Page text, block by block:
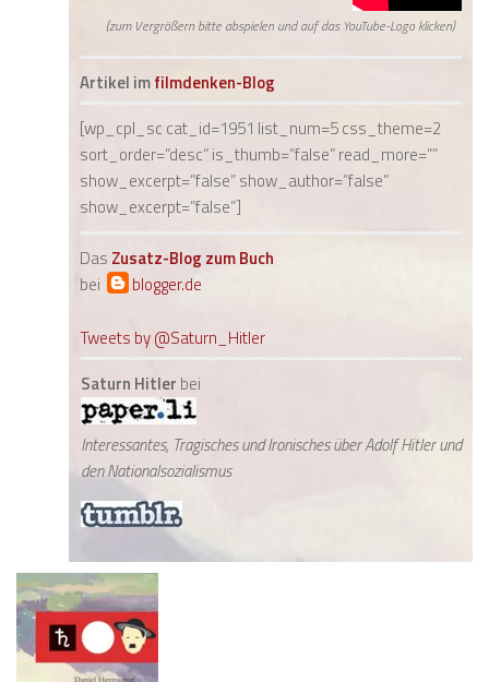
(zum Vergrößern bitte abspielen und auf das YouTube-Logo klicken)
Artikel imfilmdenken-Blog
[wp_cpl_sc cat_id=1951 list_num=5 css_theme=2
sort_order=”desc” is_thumb=”false” read_more=””
show_excerpt=”false” show_author=”false”
show_excerpt=”false”]
Das Zusatz-Blog zum Buch
bei
blogger.de
Tweets by @Saturn_Hitler
Saturn Hitler bei
Interessantes, Tragisches und Ironisches über Adolf Hitler und
den Nationalsozialismus